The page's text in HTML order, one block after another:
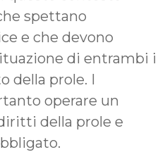
spettano
e che devono
di entrambi i
della prole. I
operare un
della prole e